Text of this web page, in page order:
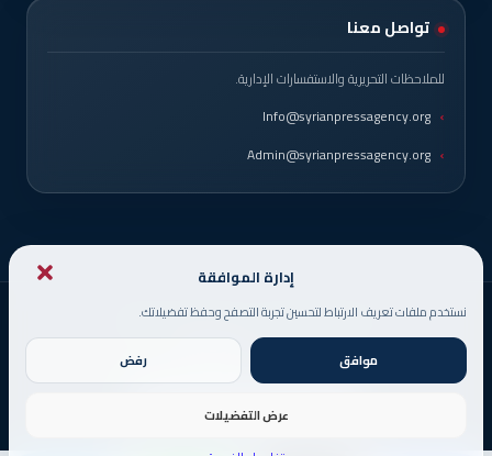
إدارة الموافقة
نستخدم ملفات تعريف الارتباط لتحسين تجربة التصفح وحفظ تفضيلاتك.
موافق رفض
عرض التفضيلات
تواصل معنا
للملاحظات التحريرية والاستفسارات الإدارية.
Info@syrianpressagency.org
Admin@syrianpressagency.org
© حقوق النشر 2026، جميع الحقوق محفوظة
صُمم من قبل
فيسبوك
X يوتيوب